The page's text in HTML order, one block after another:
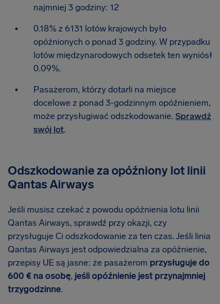
najmniej 3 godziny: 12
0.18% z 6131 lotów krajowych było
opóźnionych o ponad 3 godziny. W przypadku
lotów międzynarodowych odsetek ten wyniósł
0.09%.
Pasażerom, którzy dotarli na miejsce
docelowe z ponad 3-godzinnym opóźnieniem,
może przysługiwać odszkodowanie. Sprawdź
swój lot.
Odszkodowanie za opóźniony lot linii
Qantas Airways
Jeśli musisz czekać z powodu opóźnienia lotu linii
Qantas Airways, sprawdź przy okazji, czy
przysługuje Ci odszkodowanie za ten czas. Jeśli linia
Qantas Airways jest odpowiedzialna za opóźnienie,
przepisy UE są jasne: że pasażerom przysługuje do
600 € na osobę, jeśli opóźnienie jest przynajmniej
trzygodzinne.